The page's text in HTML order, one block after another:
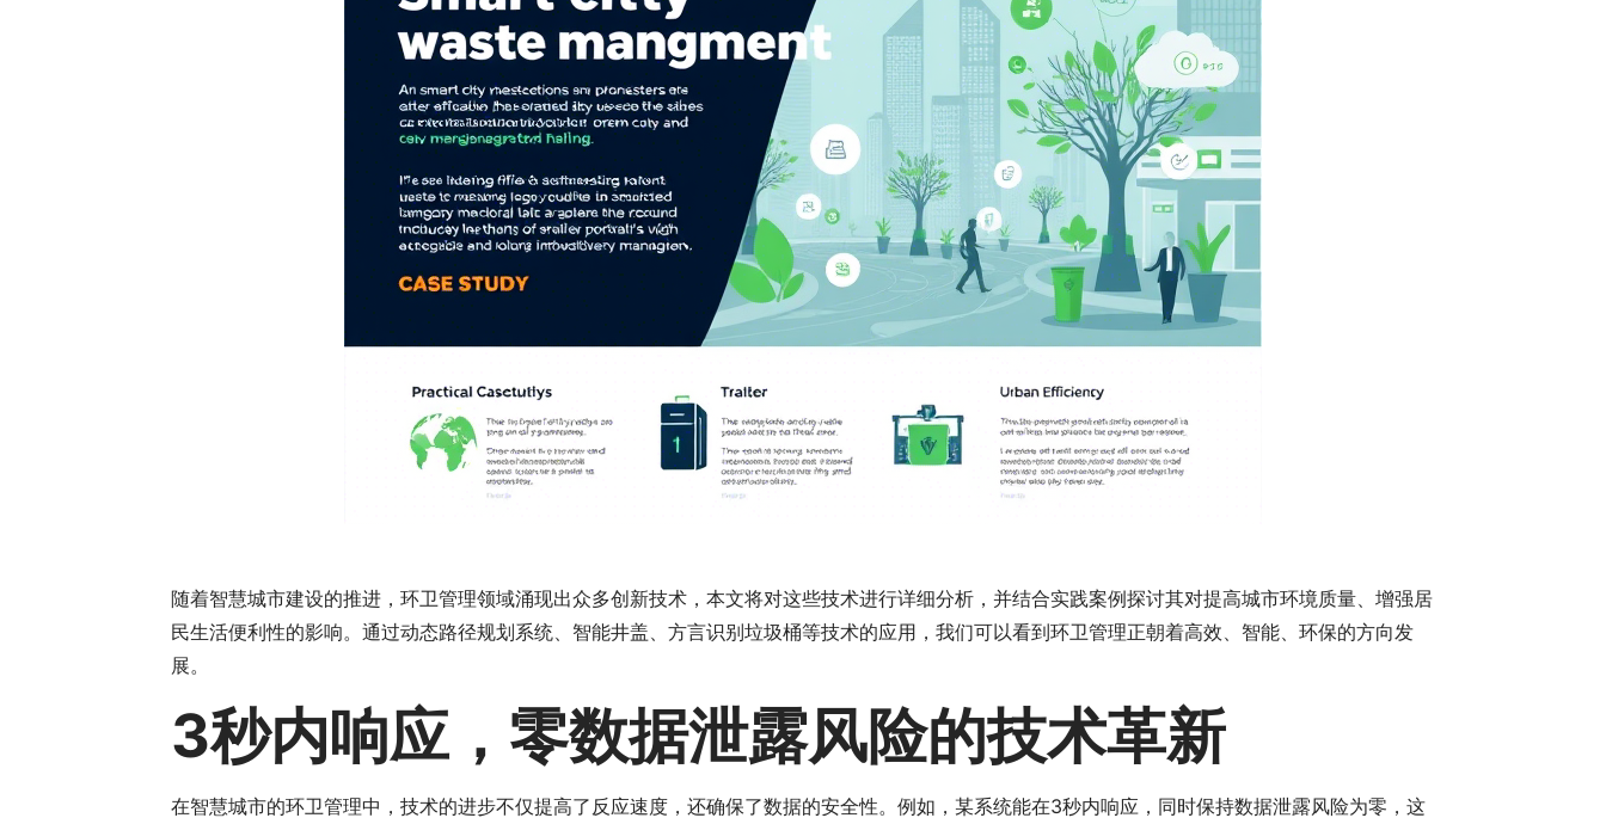
随着智慧城市建设的推进，环卫管理领域涌现出众多创新技术，本文将对这些技术进行详细分析，并结合实践案例探讨其对提高城市环境质量、增强居
民生活便利性的影响。通过动态路径规划系统、智能井盖、方言识别垃圾桶等技术的应用，我们可以看到环卫管理正朝着高效、智能、环保的方向发
展。
3秒内响应，零数据泄露风险的技术革新
在智慧城市的环卫管理中，技术的进步不仅提高了反应速度，还确保了数据的安全性。例如，某系统能在3秒内响应，同时保持数据泄露风险为零，这